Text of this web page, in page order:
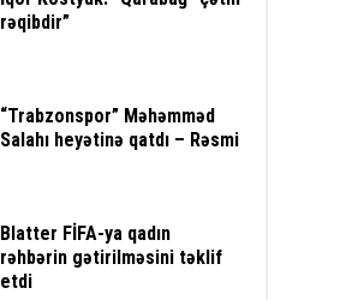
rəqibdir”
“Trabzonspor” Məhəmməd
Salahı heyətinə qatdı – Rəsmi
Blatter FİFA-ya qadın
rəhbərin gətirilməsini təklif
etdi